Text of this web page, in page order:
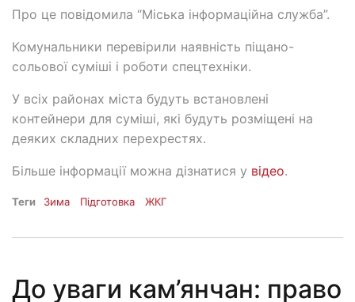
Про це повідомила “Міська інформаційна служба”.
Комунальники перевірили наявність піщано-
сольової суміші і роботи спецтехніки.
У всіх районах міста будуть встановлені
контейнери для суміші, які будуть розміщені на
деяких складних перехрестях.
Більше інформації можна дізнатися у відео.
Теги Зима Підготовка ЖКГ
До уваги кам’янчан: право